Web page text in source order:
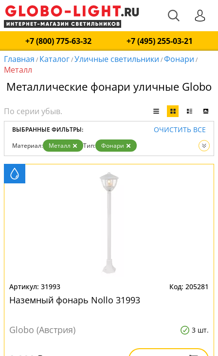
+7 (800) 775-63-32
+7 (495) 255-03-21
Главная / Каталог/Уличные светильники /Фонари /
Металл
Металлические фонари уличные Globo
ВЫБРАННЫЕ ФИЛЬТРЫ: ОЧИСТИТЬ ВСЕ
Материал: Металл Тип:
Фонари
Вид:
Уличные светильники
31993 205281
Наземный фонарь Nollo 31993
Globo (Австрия) 3 шт.